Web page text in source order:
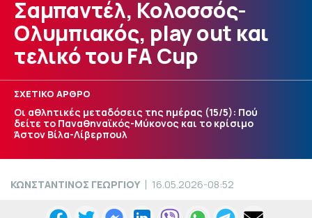
Σαμπαντέλ, Κολοσσός-
Ολυμπιακός, play out και
τελικό του FA Cup
ΣΧΕΤΙΚΟ ΑΡΘΡΟ
Οι αθλητικές μεταδόσεις της ημέρας (15/5): Πού
δείτε το Παναθηναϊκός-Μύκονος και το κρίσιμο
Άστον Βίλα-Λίβερπουλ
ΚΩΝΣΤΑΝΤΙΝΟΣ ΓΕΩΡΓΙΟΥ 16.05.2026-08:52